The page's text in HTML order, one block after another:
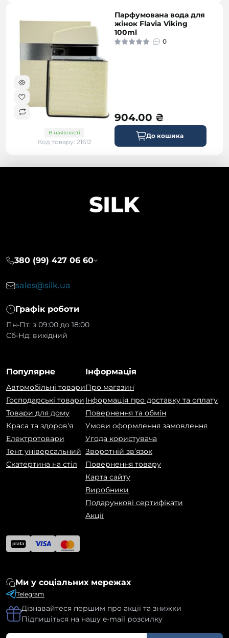
В наявності
Код товару: 21612
Парфумована вода для
жінок Flavia Viking
100ml
0
904.00 ₴
До кошика
380 (99) 427 06 60
sales@silk.ua
Графік роботи
Пн-Пт: з 09:00 до 18:00
Сб-Нд: вихідний
Популярне
Автомобільні товари
Господарські товари
Товари для дому
Краса та здоров'я
Електротовари
Тент універсальний
Скатертина на стіл
Інформація
Про магазин
Інформація про доставку та оплату
Повернення та обмін
Умови оформлення замовлення
Угода користувача
Зворотній зв’язок
Повернення товару
Карта сайту
Виробники
Подарункові сертифікати
Акції
Ми у соціальних мережах
Telegram
Дізнавайтеся першим про акції та знижки
Підпишіться на нашу e-mail розсилку